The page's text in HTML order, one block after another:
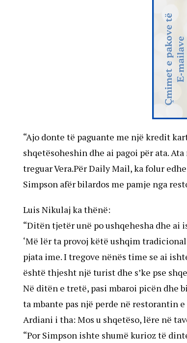
“Ajo donte të paguante me një kredit
shqetësoheshin dhe ai pagoi për ata.
treguar Vera.Për Daily Mail, ka folur
Simpson afër bilardos me pamje nga
Luis Nikulaj ka thënë:
“Ditën tjetër unë po ushqehesha dhe ai
‘Më lër ta provoj këtë ushqim
pjata ime. I tregove nënës time se ai
është thjesht një turist dhe s’ke pse
Në ditën e tretë, pasi mbaroi picën dhe
ta mbante pas një perde në restorantin
Ardiani i tha: Mos u shqetëso, lëre në
“Por Simpson ishte shumë kurioz të